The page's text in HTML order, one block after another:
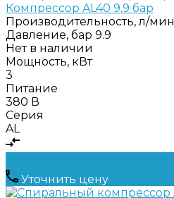
Компрессор AL40 9,9 бар
Производительность, л/мин
Давление, бар 9.9
Нет в наличии
Мощность, кВт
3
Питание
380 В
Серия
AL
Уточнить цену